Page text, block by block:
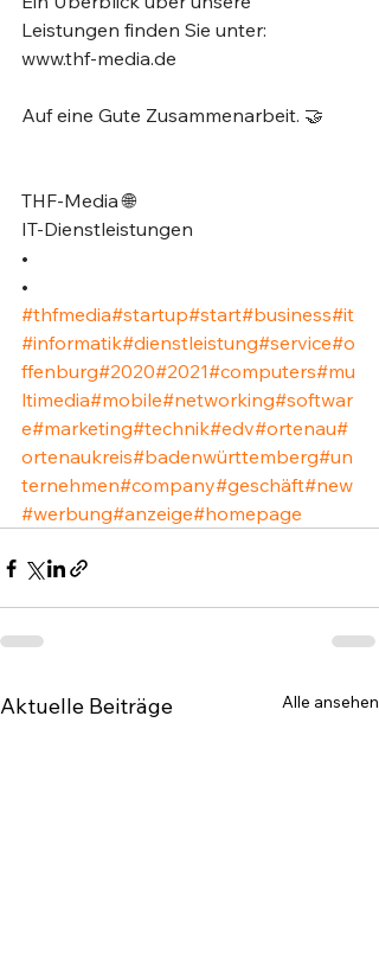
Leistungen finden Sie unter:⁣
www.thf-media.de⁣
Auf eine Gute Zusammenarbeit. 🤝⁣
THF-Media 🌐⁣
IT-Dienstleistungen⁣
•⁣
•⁣
#thfmedia#startup#start#business#it
#informatik#dienstleistung#service#o
ffenburg#2020#2021#computers#mu
ltimedia#mobile#networking#softwar
e#marketing#technik#edv#ortenau#
ortenaukreis#badenwürttemberg#un
ternehmen#company#geschäft#new
#werbung#anzeige#homepage
Aktuelle Beiträge Alle ansehen